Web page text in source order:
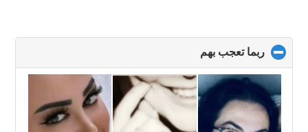
ربما تعجب بهم
to
collapse
contents